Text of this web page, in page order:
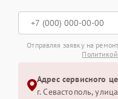
Отправляя заявку на
Адрес сервисного
г. Севастополь,